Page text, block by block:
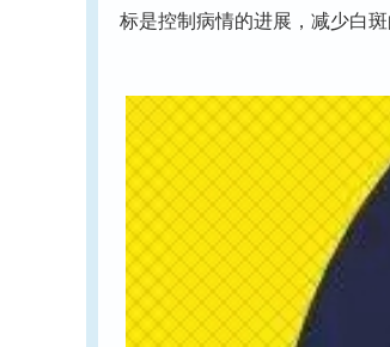
标是控制病情的进展，减少白